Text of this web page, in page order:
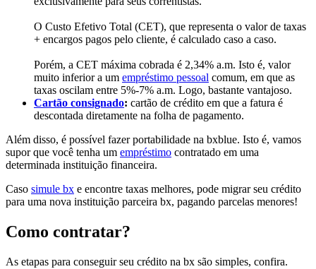
O Custo Efetivo Total (CET), que representa o valor de taxas
+ encargos pagos pelo cliente, é calculado caso a caso.
Porém, a CET máxima cobrada é 2,34% a.m. Isto é, valor
muito inferior a um empréstimo pessoal comum, em que as
taxas oscilam entre 5%-7% a.m. Logo, bastante vantajoso.
Cartão consignado: cartão de crédito em que a fatura é
descontada diretamente na folha de pagamento.
Além disso, é possível fazer portabilidade na bxblue. Isto é, vamos
supor que você tenha um empréstimo contratado em uma
determinada instituição financeira.
Caso simule bx e encontre taxas melhores, pode migrar seu crédito
para uma nova instituição parceira bx, pagando parcelas menores!
Como contratar?
As etapas para conseguir seu crédito na bx são simples, confira.